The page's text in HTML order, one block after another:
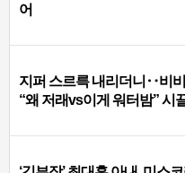
어
지퍼 스르륵 내리더니‥비
“왜 저래vs이게 워터밤” 시